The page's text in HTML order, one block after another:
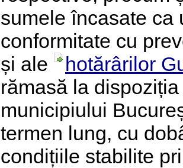
sumele încasate ca
conformitate cu
și ale
hotărârilor
rămasă la
municipiului
termen lung, cu
condițiile stabilite